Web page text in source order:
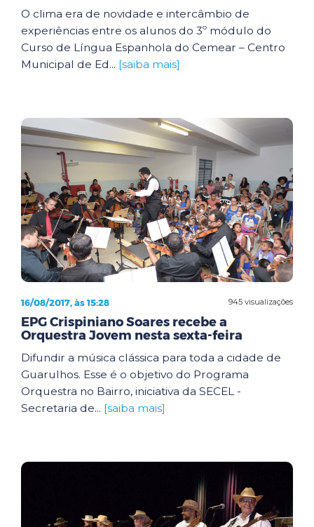
O clima era de novidade e intercâmbio de
experiências entre os alunos do 3º módulo do
Curso de Língua Espanhola do Cemear – Centro
Municipal de Ed... [saiba mais]
945 visualizações
16/08/2017, às 15:28
EPG Crispiniano Soares recebe a
Orquestra Jovem nesta sexta-feira
Difundir a música clássica para toda a cidade de
Guarulhos. Esse é o objetivo do Programa
Orquestra no Bairro, iniciativa da SECEL -
Secretaria de... [saiba mais]